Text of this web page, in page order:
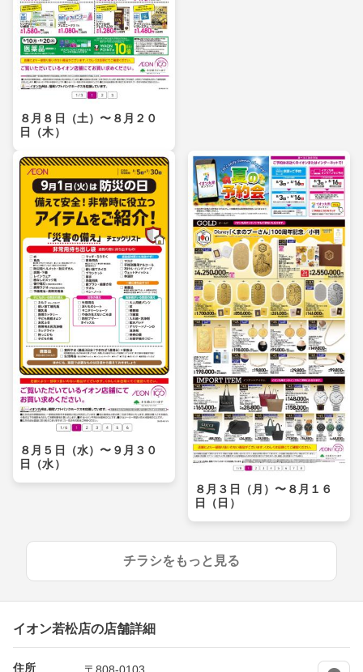
８月８日（土）〜８月２０
日（木）
８月５日（水）〜９月３０
日（水）
８月３日（月）〜８月１６
日（日）
チラシをもっと見る
イオン若松店の店舗詳細
住所
〒808-0103